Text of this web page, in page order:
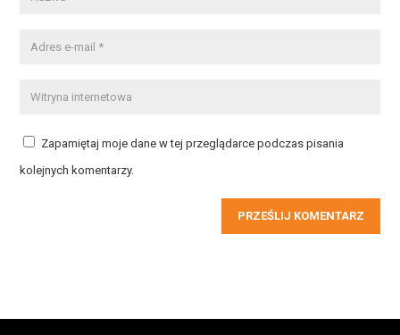
Zapamiętaj moje dane w tej przeglądarce podczas pisania
kolejnych komentarzy.
PRZEŚLIJ KOMENTARZ